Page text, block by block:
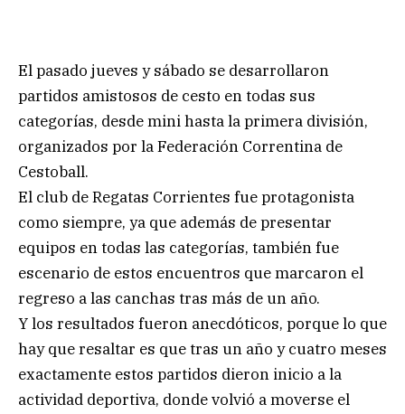
El pasado jueves y sábado se desarrollaron
partidos amistosos de cesto en todas sus
categorías, desde mini hasta la primera división,
organizados por la Federación Correntina de
Cestoball.
El club de Regatas Corrientes fue protagonista
como siempre, ya que además de presentar
equipos en todas las categorías, también fue
escenario de estos encuentros que marcaron el
regreso a las canchas tras más de un año.
Y los resultados fueron anecdóticos, porque lo que
hay que resaltar es que tras un año y cuatro meses
exactamente estos partidos dieron inicio a la
actividad deportiva, donde volvió a moverse el